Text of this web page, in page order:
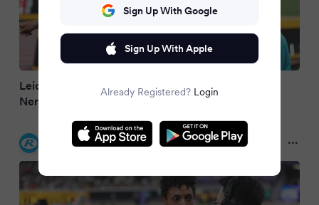
Leichtathletik: Weitspringerin Mihambo nach
Nervenkitzel ins WM-Finale
Kölnische Rundschau
a year ago
Sign Up With Google
Sign Up With Apple
Already Registered? Login